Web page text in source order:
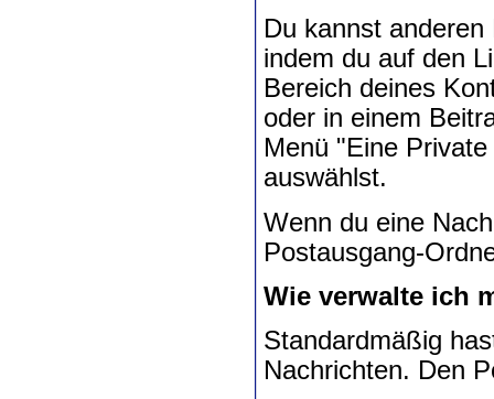
Du kannst
indem du auf den
Bereich deines
oder in einem
Menü "Eine
auswählst.
Wenn du eine
Postausgang-
Wie verwalte ich
Standardmäßig
Nachrichten. Den